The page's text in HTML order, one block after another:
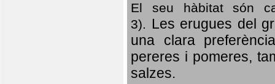
El seu hàbitat són
3). Les erugues del
una clara
pereres i pomeres,
salzes.